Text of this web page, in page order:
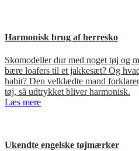
Harmonisk brug af herresko
Skomodeller dur med noget tøj og
bære loafers til et jakkesæt? Og
habit? Den velklædte mand
tøj, så udtrykket bliver harmonisk.
Læs mere
Ukendte engelske tøjmærker